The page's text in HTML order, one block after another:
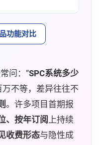
功能对比
问：“SPC系统多少
不等，差异往往不
。许多项目首期报
、按年订阅 上持续
收费形态与隐性成